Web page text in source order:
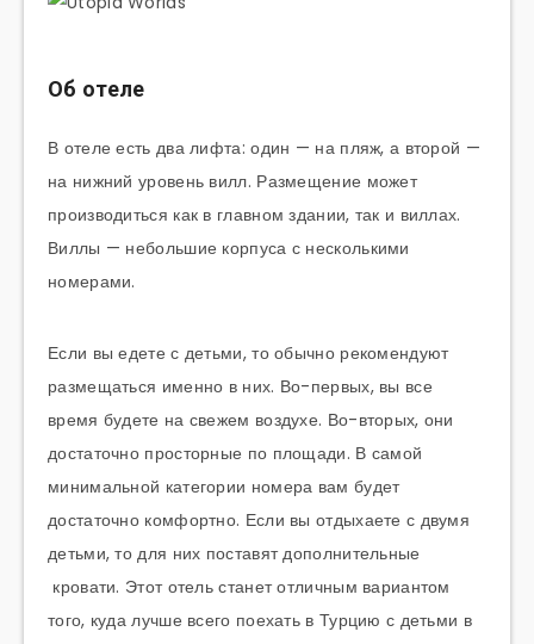
Об отеле
В отеле есть два лифта: один — на пляж, а второй —
на нижний уровень вилл. Размещение может
производиться как в главном здании, так и виллах.
Виллы — небольшие корпуса с несколькими
номерами.
Если вы едете с детьми, то обычно рекомендуют
размещаться именно в них. Во-первых, вы все
время будете на свежем воздухе. Во-вторых, они
достаточно просторные по площади. В самой
минимальной категории номера вам будет
достаточно комфортно. Если вы отдыхаете с двумя
детьми, то для них поставят дополнительные
кровати. Этот отель станет отличным вариантом
того, куда лучше всего поехать в Турцию с детьми в